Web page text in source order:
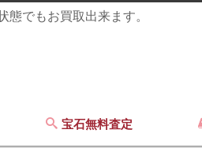
でもお買取出来ます。
宝石無料査定